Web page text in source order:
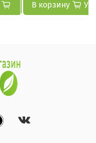
В корзину